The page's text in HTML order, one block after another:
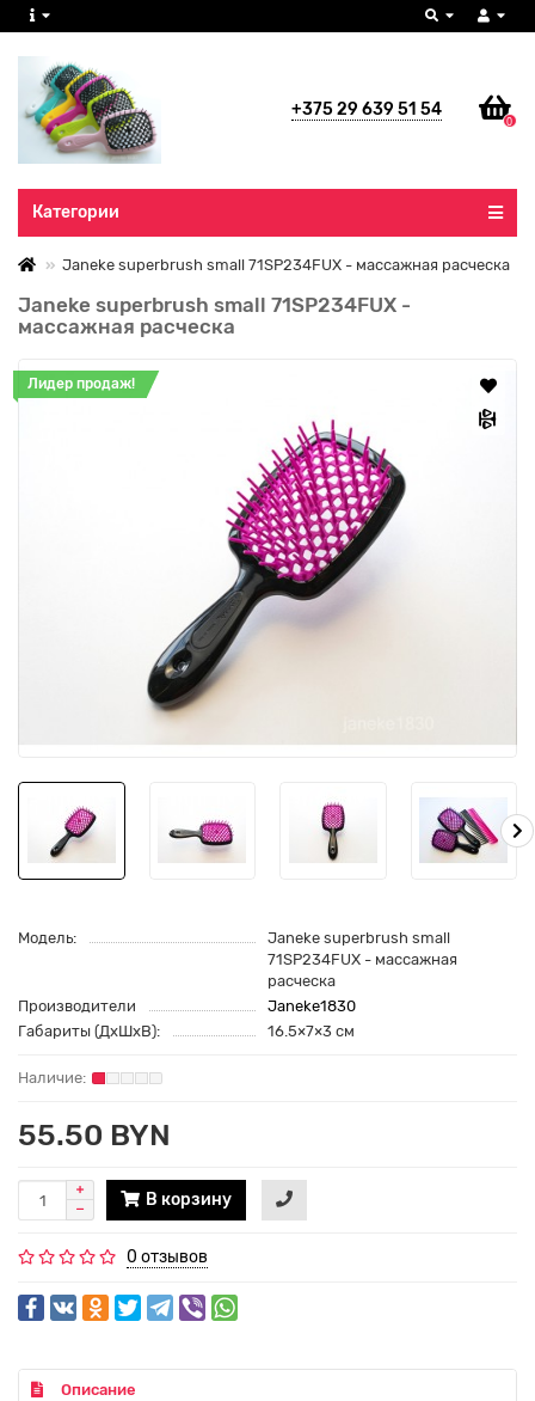
+375 29 639 51 54
0
Все категории
Категории
Janeke superbrush small 71SP234FUX - массажная расческа
Janeke superbrush small 71SP234FUX -
массажная расческа
Лидер продаж!
Модель:
Janeke superbrush small
71SP234FUX - массажная
расческа
Производители
Janeke1830
Габариты (ДхШхВ):
16.5×7×3 см
55.50 BYN
В корзину
0 отзывов
Описание